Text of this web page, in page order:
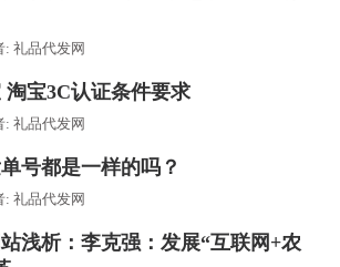
: 礼品代发网
宝3C认证条件要求
: 礼品代发网
号都是一样的吗？
: 礼品代发网
浅析：李克强：发展“互联网+农